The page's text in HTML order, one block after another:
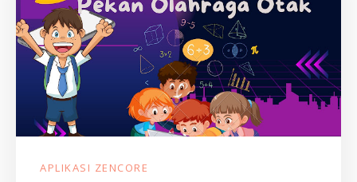
APLIKASI ZENCORE